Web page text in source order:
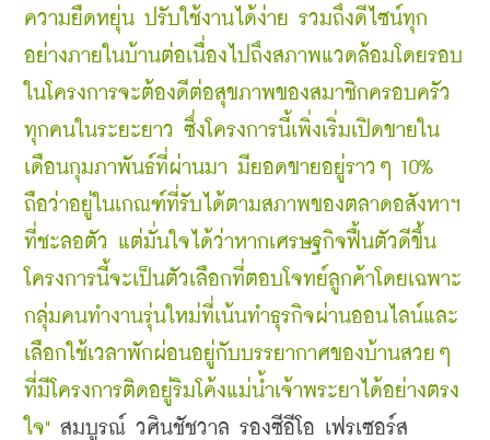
ความยืดหยุ่น ปรับใช้งานได้ง่าย รวมถึงดีไซน์ทุก
อย่างภายในบ้านต่อเนื่องไปถึงสภาพแวดล้อมโดยรอบ
ในโครงการจะต้องดีต่อสุขภาพของสมาชิกครอบครัว
ทุกคนในระยะยาว ซึ่งโครงการนี้เพิ่งเริ่มเปิดขายใน
เดือนกุมภาพันธ์ที่ผ่านมา มียอดขายอยู่ราวๆ 10%
ถือว่าอยู่ในเกณฑ์ที่รับได้ตามสภาพของตลาดอสังหาฯ
ที่ชะลอตัว แต่มั่นใจได้ว่าหากเศรษฐกิจฟื้นตัวดีขึ้น
โครงการนี้จะเป็นตัวเลือกที่ตอบโจทย์ลูกค้าโดยเฉพาะ
กลุ่มคนทำงานรุ่นใหม่ที่เน้นทำธุรกิจผ่านออนไลน์และ
เลือกใช้เวลาพักผ่อนอยู่กับบรรยากาศของบ้านสวยๆ
ที่มีโครงการติดอยู่ริมโค้งแม่น้ำเจ้าพระยาได้อย่างตรง
ใจ" สมบูรณ์ วศินชัชวาล รองซีอีโอ เฟรเซอร์ส